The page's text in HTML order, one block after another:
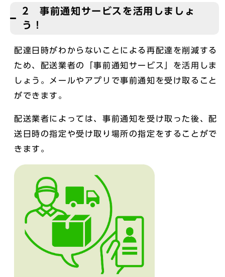
2 事前通知サービスを活用しましょ
う！
配達日時がわからないことによる再配達を削減する
ため、配送業者の「事前通知サービス」を活用しま
しょう。メールやアプリで事前通知を受け取ること
ができます。
配送業者によっては、事前通知を受け取った後、配
送日時の指定や受け取り場所の指定をすることがで
きます。